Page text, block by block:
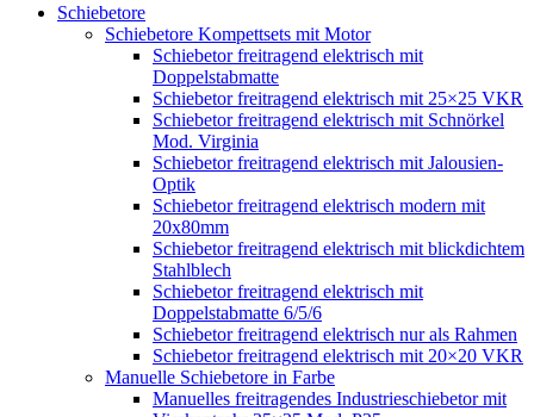
Schiebetore
Schiebetore Kompettsets mit Motor
Schiebetor freitragend elektrisch mit
Doppelstabmatte
Schiebetor freitragend elektrisch mit 25×25 VKR
Schiebetor freitragend elektrisch mit Schnörkel
Mod. Virginia
Schiebetor freitragend elektrisch mit Jalousien-
Optik
Schiebetor freitragend elektrisch modern mit
20x80mm
Schiebetor freitragend elektrisch mit blickdichtem
Stahlblech
Schiebetor freitragend elektrisch mit
Doppelstabmatte 6/5/6
Schiebetor freitragend elektrisch nur als Rahmen
Schiebetor freitragend elektrisch mit 20×20 VKR
Manuelle Schiebetore in Farbe
Manuelles freitragendes Industrieschiebetor mit